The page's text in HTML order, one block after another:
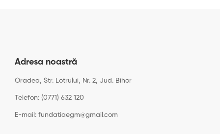
Adresa noastră
Oradea, Str. Lotrului, Nr. 2, Jud. Bihor
Telefon: (0771) 632 120
E-mail: fundatiaegm@gmail.com